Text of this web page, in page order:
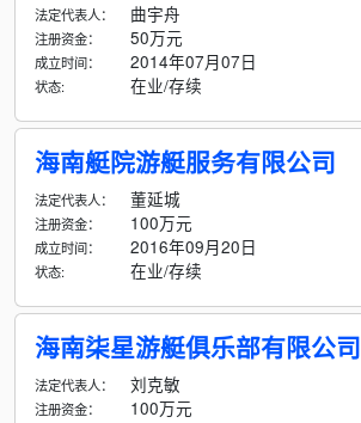
法定代表人： 曲宇舟
注册资金： 50万元
成立时间： 2014年07月07日
状态: 在业/存续
海南艇院游艇服务有限公司
法定代表人： 董延城
注册资金： 100万元
成立时间： 2016年09月20日
状态: 在业/存续
海南柒星游艇俱乐部有限公司
法定代表人： 刘克敏
注册资金： 100万元